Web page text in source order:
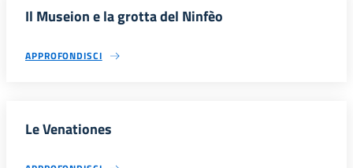
Il Museion e la grotta del Ninfèo
APPROFONDISCI
Le Venationes